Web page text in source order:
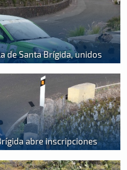
de Santa Brígida, unidos
abre inscripciones